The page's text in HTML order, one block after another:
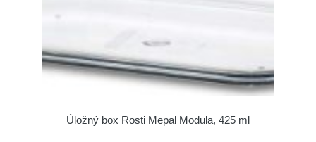
Úložný box Rosti Mepal Modula, 425 ml